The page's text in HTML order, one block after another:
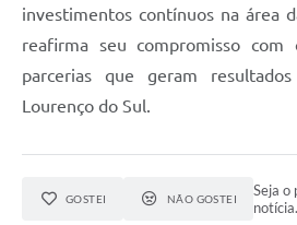
investimentos contínuos na área
reafirma seu compromisso
parcerias que geram
Lourenço do Sul.
GOSTEI NÃO GOSTEI
Seja o
notícia.